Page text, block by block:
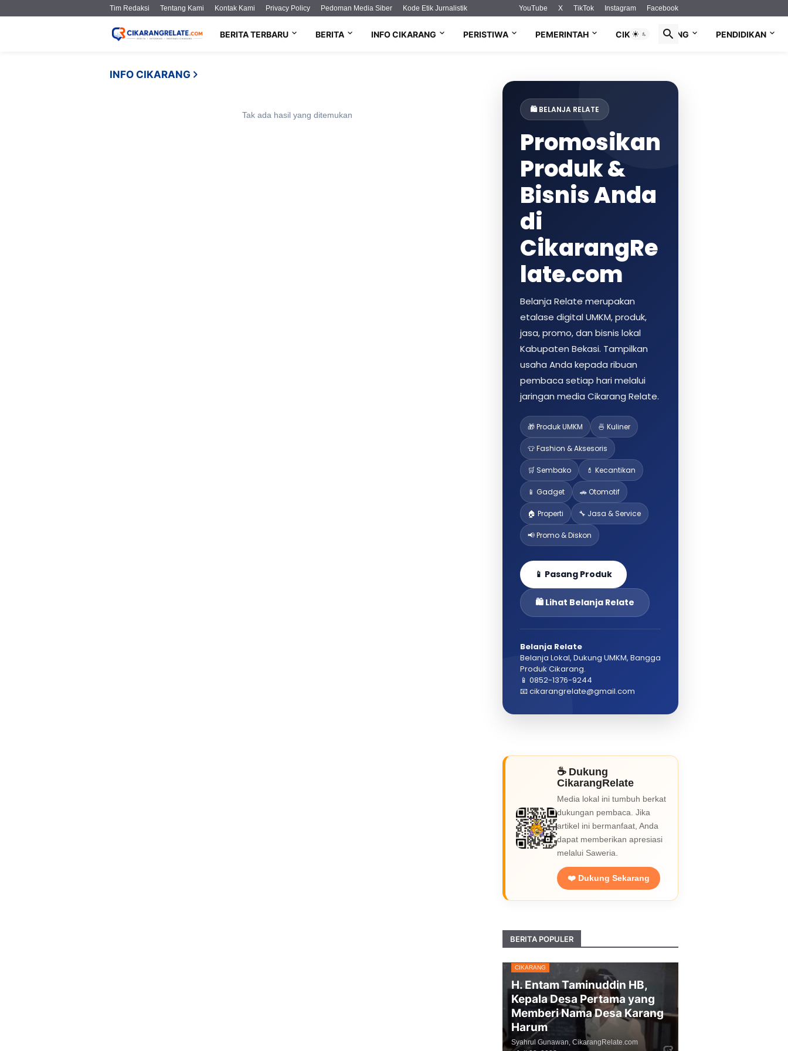
Tim Redaksi Tentang Kami Kontak Kami Privacy Policy Pedoman Media Siber Kode Etik Jurnalistik YouTube X TikTok Instagram Facebook
BERITA TERBARU BERITA INFO CIKARANG PERISTIWA PEMERINTAH CIKARANG LIVING PENDIDIKAN
INFO CIKARANG
Tak ada hasil yang ditemukan
🛍️ BELANJA RELATE
Promosikan
Produk &
Bisnis Anda
di
CikarangRe
late.com
Belanja Relate merupakan
etalase digital UMKM, produk,
jasa, promo, dan bisnis lokal
Kabupaten Bekasi. Tampilkan
usaha Anda kepada ribuan
pembaca setiap hari melalui
jaringan media Cikarang Relate.
🎁 Produk UMKM 🍜 Kuliner
👕 Fashion & Aksesoris
🛒 Sembako 💄 Kecantikan
📱 Gadget 🚗 Otomotif
🏠 Properti 🔧 Jasa & Service
📢 Promo & Diskon
📱 Pasang Produk
🛍️ Lihat Belanja Relate
Belanja Relate
Belanja Lokal, Dukung UMKM, Bangga
Produk Cikarang.
📱 0852-1376-9244
📧 cikarangrelate@gmail.com
☕ Dukung
CikarangRelate
Media lokal ini tumbuh berkat
dukungan pembaca. Jika
artikel ini bermanfaat, Anda
dapat memberikan apresiasi
melalui Saweria.
❤️ Dukung Sekarang
BERITA POPULER
CIKARANG
H. Entam Taminuddin HB,
Kepala Desa Pertama yang
Memberi Nama Desa Karang
Harum
Syahrul Gunawan, CikarangRelate.com